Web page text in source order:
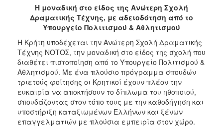
2018
2017
2015
2012
2011
Η μοναδική στο είδος της Ανώτερη Σχολή
Δραματικής Τέχνης, με αδειοδότηση από το
Υπουργείο Πολιτισμού & Αθλητισμού
Η Κρήτη υποδέχεται την Ανώτερη Σχολή Δραματικής
Τέχνης ΝΟΤΟΣ, την μοναδική στο είδος της σχολή που
διαθέτει πιστοποίηση από το Υπουργείο Πολιτισμού &
Αθλητισμού. Με ένα πλούσιο πρόγραμμα σπουδών
τριετούς φοίτησης οι Κρητικοί έχουν πλέον την
ευκαιρία να αποκτήσουν το δίπλωμα του ηθοποιού,
σπουδάζοντας στον τόπο τους με την καθοδήγηση και
υποστήριξη καταξιωμένων Ελλήνων και ξένων
επαγγελματιών με πλούσια εμπειρία στον χώρο.